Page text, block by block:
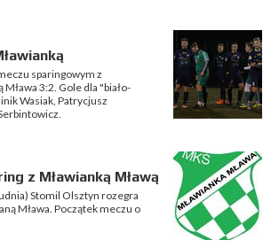
sparingowym z
3:2. Gole dla "biało-
Wasiak, Patrycjusz
z Mławianką Mławą
Stomil Olsztyn rozegra
Mława. Początek meczu o